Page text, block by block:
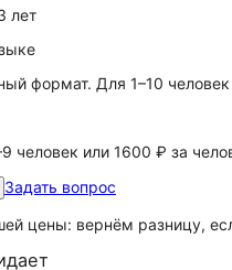
лет
формат. Для 1–10 человек
человек или 1600 ₽ за
Задать вопрос
цены: вернём разницу,